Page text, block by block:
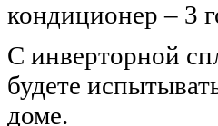
кондиционер – 3
С инверторной
будете
доме.